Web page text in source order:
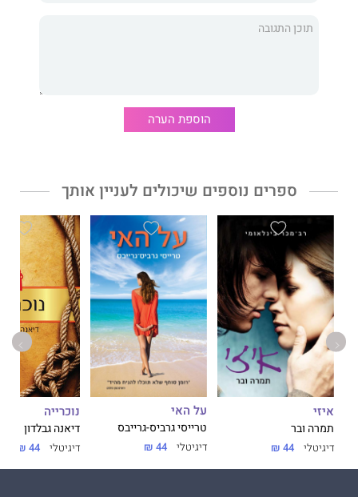
הוספת הערה
ספרים נוספים שיכולים לעניין אותך
איזי
תמרה ובר
דיגיטלי 44 ₪
על האי
טרייסי גרביס-גרייבס
דיגיטלי 44 ₪
נוכרייה
דיאנה גבלדון
דיגיטלי 44 ₪